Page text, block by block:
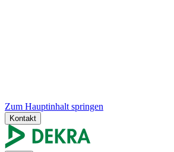
Zum Hauptinhalt springen
Kontakt